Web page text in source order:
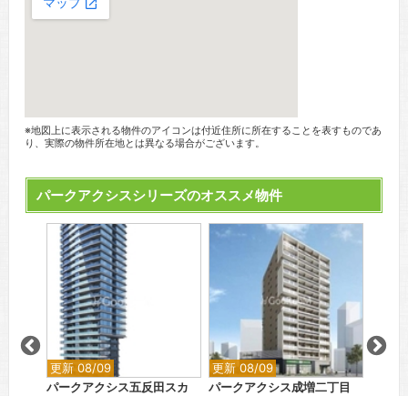
※地図上に表示される物件のアイコンは付近住所に所在することを表すものであ
り、実際の物件所在地とは異なる場合がございます。
パークアクシスシリーズのオススメ物件
更新 08/09
パークアクシス五反田スカ
更新 08/09
パークアクシス成増二丁目